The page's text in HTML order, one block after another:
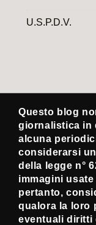
U.S.P.D.V.
Questo blog
giornalistica in
alcuna
considerarsi
della legge n°
immagini
pertanto,
qualora la loro
eventuali diritti